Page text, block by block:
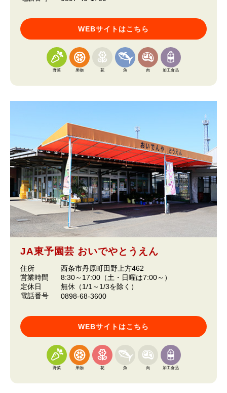
WEBサイトはこちら
野菜 果物 花 魚 肉 加工食品
JA東予園芸 おいでやとうえん
住所
西条市丹原町田野上方462
営業時間
8:30～17:00（土・日曜は7:00～）
定休日
無休（1/1～1/3を除く）
電話番号
0898-68-3600
WEBサイトはこちら
野菜 果物 花 魚 肉 加工食品